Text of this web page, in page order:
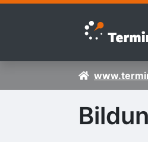
Zur Navigation springen
Zum Inhalt springen